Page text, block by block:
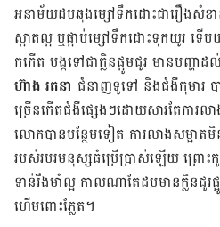
អនាម័យដបឆុងម្សៅទឹកដោះជារឿងសំ
ស្អាតល្អ ឬផ្អាប់ម្សៅទឹកដោះទុកយូរ ទ
កកើត បង្កទៅជាក្លិនផ្អូមជូរ មានបញ្ហា
ហ៊ាង រតនា ជំនាញទូទៅ និងជំងឺកុមារ ប
ច្រើនកើតជំងឺផ្សេងៗដោយសារតែការល
លោកបានបន្ថែមទៀត ការលាងសម្អាត
របស់របរមនុស្សធំប្រើប្រាស់ឡើយ ព្រោះកូ
ទាន់រឹងមាំល្អ កាលណាតែដបមានក្លិនជូរ
ហើមពោះភ្លែត។